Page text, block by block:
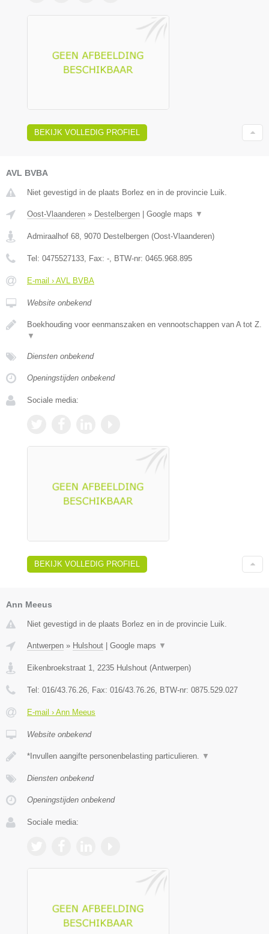
BEKIJK VOLLEDIG PROFIEL
AVL BVBA
Niet gevestigd in de plaats Borlez en in de provincie Luik.
Oost-Vlaanderen » Destelbergen Google maps ▼
Admiraalhof 68, 9070 Destelbergen (Oost-Vlaanderen)
Tel: 0475527133, Fax: -, BTW-nr: 0465.968.895
E-mail › AVL BVBA
Website onbekend
Boekhouding voor eenmanszaken en vennootschappen van A tot Z.
▼
Diensten onbekend
Openingstijden onbekend
Sociale media:
BEKIJK VOLLEDIG PROFIEL
Ann Meeus
Niet gevestigd in de plaats Borlez en in de provincie Luik.
Antwerpen » Hulshout Google maps ▼
Eikenbroekstraat 1, 2235 Hulshout (Antwerpen)
Tel: 016/43.76.26, Fax: 016/43.76.26, BTW-nr: 0875.529.027
E-mail › Ann Meeus
Website onbekend
*Invullen aangifte personenbelasting particulieren. ▼
Diensten onbekend
Openingstijden onbekend
Sociale media: